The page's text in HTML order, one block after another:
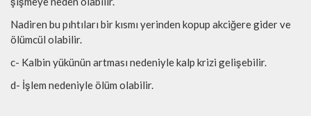
Nadiren bu pıhtıları bir kısmı yerinden kopup akciğere gider ve
ölümcül olabilir.
c- Kalbin yükünün artması nedeniyle kalp krizi gelişebilir.
d- İşlem nedeniyle ölüm olabilir.